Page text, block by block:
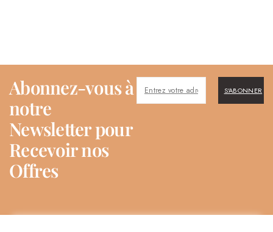
Abonnez-vous à
notre
Newsletter pour
Recevoir nos
Offres
S'ABONNER